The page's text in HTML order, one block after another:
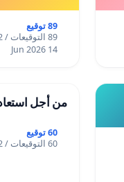
89 توقيع
89 التوقيعات / 12 أشهر
14 Jun 2026
من أجل
60 توقيع
60 التوقيعات / 12 أشهر